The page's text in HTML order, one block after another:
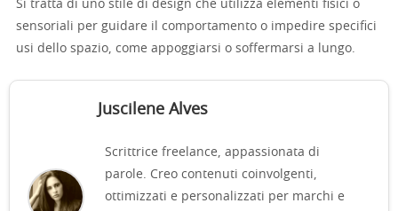
Si tratta di uno stile di design che utilizza elementi fisici o
sensoriali per guidare il comportamento o impedire specifici
usi dello spazio, come appoggiarsi o soffermarsi a lungo.
Juscilene Alves
Scrittrice freelance, appassionata di
parole. Creo contenuti coinvolgenti,
ottimizzati e personalizzati per marchi e